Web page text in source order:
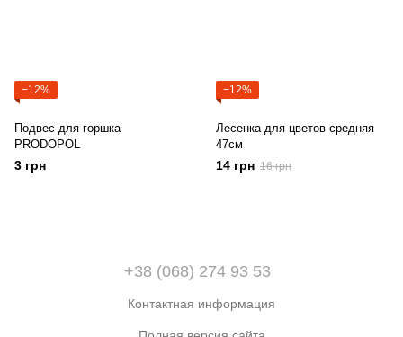
−12%
Подвес для горшка
PRODOPOL
3 грн
−12%
Лесенка для цветов средняя
47см
14 грн 16 грн
+38 (068) 274 93 53
Контактная информация